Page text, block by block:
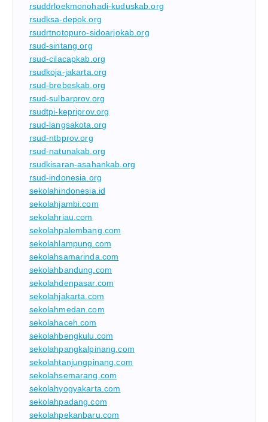
rsuddrloekmonohadi-kuduskab.org
rsudksa-depok.org
rsudrtnotopuro-sidoarjokab.org
rsud-sintang.org
rsud-cilacapkab.org
rsudkoja-jakarta.org
rsud-brebeskab.org
rsud-sulbarprov.org
rsudtpi-kepriprov.org
rsud-langsakota.org
rsud-ntbprov.org
rsud-natunakab.org
rsudkisaran-asahankab.org
rsud-indonesia.org
sekolahindonesia.id
sekolahjambi.com
sekolahriau.com
sekolahpalembang.com
sekolahlampung.com
sekolahsamarinda.com
sekolahbandung.com
sekolahdenpasar.com
sekolahjakarta.com
sekolahmedan.com
sekolahaceh.com
sekolahbengkulu.com
sekolahpangkalpinang.com
sekolahtanjungpinang.com
sekolahsemarang.com
sekolahyogyakarta.com
sekolahpadang.com
sekolahpekanbaru.com